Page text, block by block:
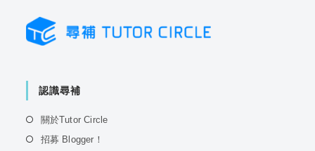
認識尋補
關於Tutor CircleOpens
招募 Blogger！